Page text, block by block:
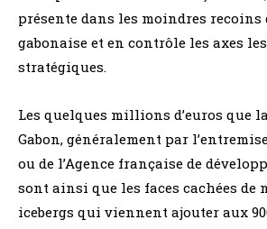
présente dans les moindres recoins
gabonaise et en contrôle les axes
stratégiques.
Les quelques millions d’euros que
Gabon, généralement par
ou de l’Agence française de
sont ainsi que les faces cachées de
icebergs qui viennent ajouter aux